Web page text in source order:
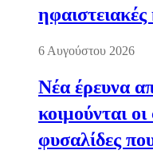
ηφαιστειακές
6 Αυγούστου 2026
Νέα έρευνα
κοιμούνται
φυσαλίδες